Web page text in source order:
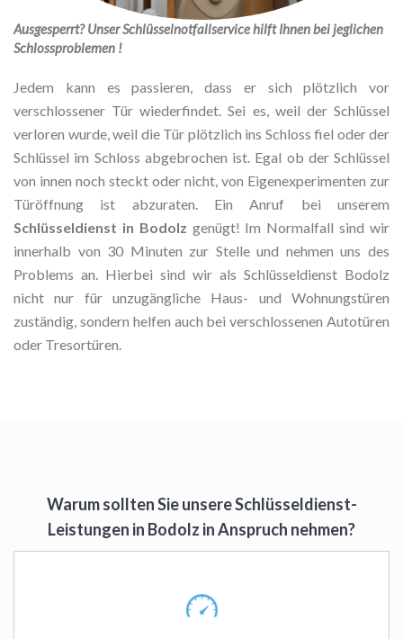
Ausgesperrt? Unser Schlüsselnotfallservice hilft Ihnen bei jeglichen
Schlossproblemen !
Jedem kann es passieren, dass er sich plötzlich vor
verschlossener Tür wiederfindet. Sei es, weil der Schlüssel
verloren wurde, weil die Tür plötzlich ins Schloss fiel oder der
Schlüssel im Schloss abgebrochen ist. Egal ob der Schlüssel
von innen noch steckt oder nicht, von Eigenexperimenten zur
Türöffnung ist abzuraten. Ein Anruf bei unserem
Schlüsseldienst in Bodolz genügt! Im Normalfall sind wir
innerhalb von 30 Minuten zur Stelle und nehmen uns des
Problems an. Hierbei sind wir als Schlüsseldienst Bodolz
nicht nur für unzugängliche Haus- und Wohnungstüren
zuständig, sondern helfen auch bei verschlossenen Autotüren
oder Tresortüren.
Warum sollten Sie unsere Schlüsseldienst-
Leistungen in Bodolz in Anspruch nehmen?